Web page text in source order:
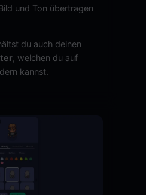
und Ton übertragen
du auch deinen
, welchen du auf
kannst.